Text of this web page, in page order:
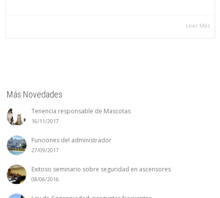
Leer Más
Más Novedades
Tenencia responsable de Mascotas
16/11/2017
Funciones del administrador
27/09/2017
Exitoso seminario sobre seguridad en ascensores
08/06/2016